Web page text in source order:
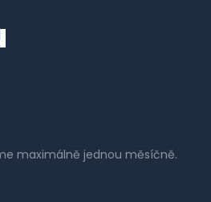
maximálně jednou měsíčně.